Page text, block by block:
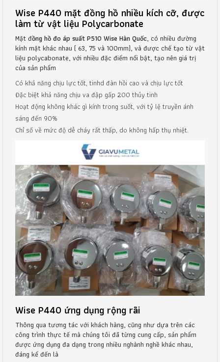
Wise P440 mặt đồng hồ nhiều kích cỡ, được
làm từ vật liệu Polycarbonate
Mặt đồng hồ đo áp suất P510 Wise Hàn Quốc, có nhiều đường
kính mặt khác nhau ( 63, 75 và 100mm), và được chế tạo từ vật
liệu polycabonate, với nhiều đặc điểm nổi bật, tạo nên giá trị
của sản phẩm
Có khả năng chịu lực tốt, tinhd đàn hồi cao và chịu lực tốt
Đặc biệt khả năng chịu va đập gấp 200 thủy tinh
Hoạt động không khác gì kính trong suốt, với tỷ lệ truyền ánh
sáng đến 90%
Chỉ số về mức độ dễ cháy rất thấp, do không hấp thụ nhiệt.
Wise P440 ứng dụng rộng rãi
Thông qua tương tác với khách hàng, cũng như dựa trên các
công trình thực tế mà chúng tôi đã từng cung cấp, sản phẩm
được ứng dụng đa dạng trong nhiều nghành nghề khác nhau,
đáng kể đến là